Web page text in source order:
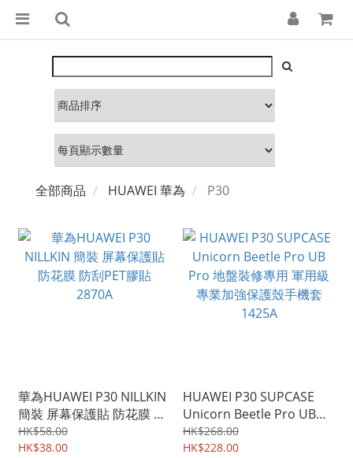
全部商品 HUAWEI 華為 P30
華為HUAWEI P30 NILLKIN
簡裝 屏幕保護貼 防花膜 防
刮PET膠貼 2870A
HK$58.00
HK$38.00
HUAWEI P30 SUPCASE
Unicorn Beetle Pro UB
Pro 地盤裝修專用 軍用級
專業加強保護殼手機套
HK$268.00
HK$228.00